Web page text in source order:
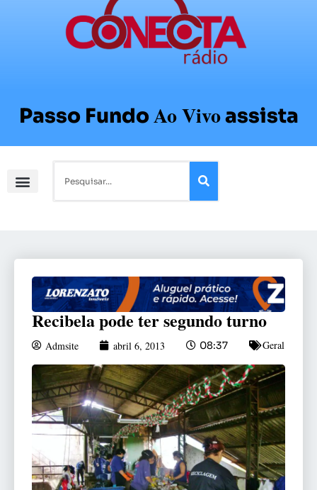
Passo FundoAo Vivoassista
Recibela pode ter segundo turno
Admsite abril 6, 2013 08:37 Geral